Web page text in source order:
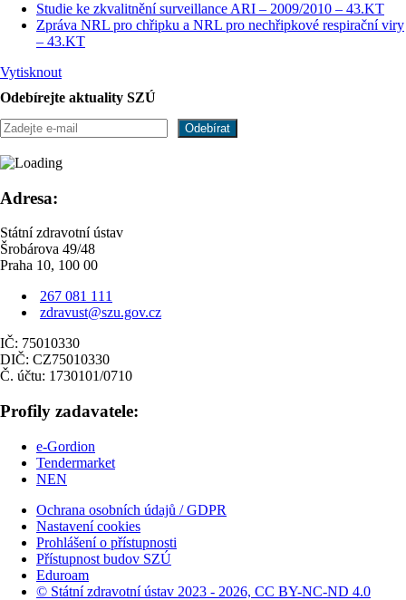
Studie ke zkvalitnění surveillance ARI – 2009/2010 – 43.KT
Zpráva NRL pro chřipku a NRL pro nechřipkové respirační viry
– 43.KT
Vytisknout
Odebírejte aktuality SZÚ
Adresa:
Státní zdravotní ústav
Šrobárova 49/48
Praha 10, 100 00
267 081 111
zdravust@szu.gov.cz
IČ: 75010330
DIČ: CZ75010330
Č. účtu: 1730101/0710
Profily zadavatele:
e-Gordion
Tendermarket
NEN
Ochrana osobních údajů / GDPR
Nastavení cookies
Prohlášení o přístupnosti
Přístupnost budov SZÚ
Eduroam
© Státní zdravotní ústav 2023 - 2026, CC BY-NC-ND 4.0